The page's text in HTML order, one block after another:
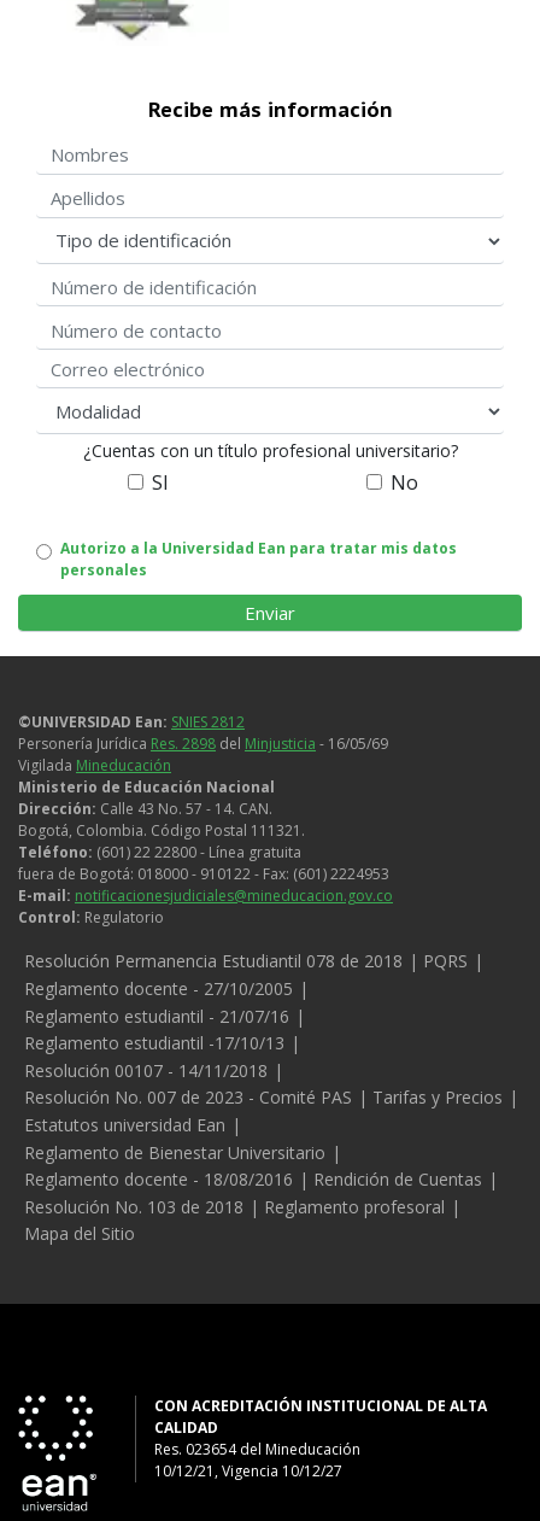
Recibe más información
Nombres
Apellidos
Tipo de identificación
Número de identificación
Número de contacto
Correo electrónico
modalidad
¿Cuentas con un título profesional universitario?
SI No
Autorizo
uso
de
personales
Autorizo a la Universidad Ean para tratar mis datos
personales
©UNIVERSIDAD Ean: SNIES 2812
Personería Jurídica Res. 2898 del Minjusticia - 16/05/69
Vigilada Mineducación
Ministerio de Educación Nacional
Dirección: Calle 43 No. 57 - 14. CAN.
Bogotá, Colombia. Código Postal 111321.
Teléfono: (601) 22 22800 - Línea gratuita
fuera de Bogotá: 018000 - 910122 - Fax: (601) 2224953
E-mail: notificacionesjudiciales@mineducacion.gov.co
Control: Regulatorio
Legales
Resolución Permanencia Estudiantil 078 de 2018
PQRS
Reglamento docente - 27/10/2005
Reglamento estudiantil - 21/07/16
Reglamento estudiantil -17/10/13
Resolución 00107 - 14/11/2018
Resolución No. 007 de 2023 - Comité PAS
Tarifas y Precios
Estatutos universidad Ean
Reglamento de Bienestar Universitario
Reglamento docente - 18/08/2016
Rendición de Cuentas
Resolución No. 103 de 2018
Reglamento profesoral
Mapa del Sitio
CON ACREDITACIÓN INSTITUCIONAL DE ALTA
CALIDAD
Res. 023654del Mineducación
10/12/21, Vigencia 10/12/27